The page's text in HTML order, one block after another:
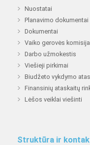
Nuostatai
Planavimo dokumentai
Dokumentai
Vaiko gerovės
Darbo užmokestis
Viešieji pirkimai
Biudžeto vykdymo
Finansinių ataskaitų
Lėšos veiklai viešinti
Struktūra ir